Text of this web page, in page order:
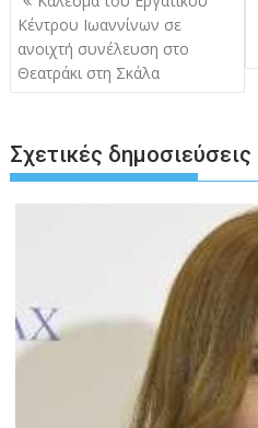
άρθρων
Κέντρου Ιωαννίνων σε
ανοιχτή συνέλευση στο
Θεατράκι στη Σκάλα
Σχετικές δημοσιεύσεις